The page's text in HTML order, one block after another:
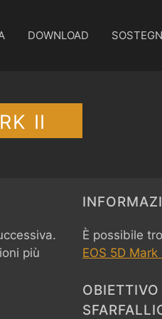
DOWNLOAD
II
più
È possibile
EOS 5D Mark